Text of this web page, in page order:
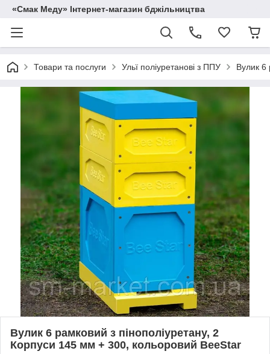
«Смак Меду» Інтернет-магазин бджільництва
Товари та послуги Ульї поліуретанові з ППУ Вулик 6
Вулик 6 рамковий з пінополіуретану, 2
Корпуси 145 мм + 300, кольоровий BeeStar